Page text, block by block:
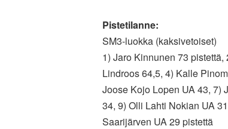
Pistetilanne:
SM3-luokka (kaksivetoiset)
1) Jaro Kinnunen 73
Lindroos 64,5, 4) Kalle
Joose Kojo Lopen UA 43, 7)
34, 9) Olli Lahti Nokian UA
Saarijärven UA 29 pistettä